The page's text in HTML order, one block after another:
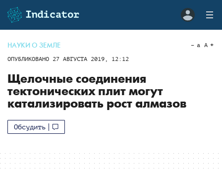
НАУКИ О ЗЕМЛЕ
ОПУБЛИКОВАНО 27 АВГУСТА 2019, 12:12
a A
Щелочные соединения
тектонических плит могут
катализировать рост алмазов
Обсудить